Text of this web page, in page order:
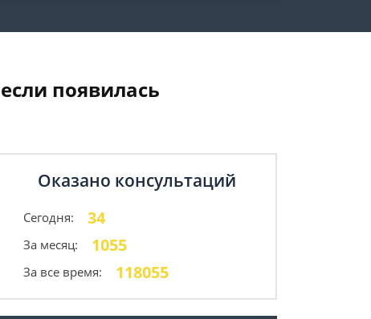
появилась
Оказано консультаций
Сегодня: 34
За месяц: 1055
За все время: 118055